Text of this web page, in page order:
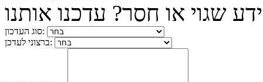
שגוי או חסר? עדכנו אותנו
סוג העדכון:
ברצוני לעדכן: